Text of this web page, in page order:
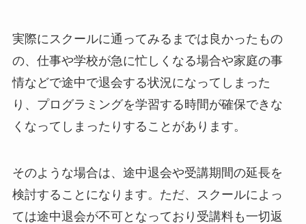
実際にスクールに通ってみるまでは良かったもの
の、仕事や学校が急に忙しくなる場合や家庭の事
情などで途中で退会する状況になってしまった
り、プログラミングを学習する時間が確保できな
くなってしまったりすることがあります。
そのような場合は、途中退会や受講期間の延長を
検討することになります。ただ、スクールによっ
ては途中退会が不可となっており受講料も一切返